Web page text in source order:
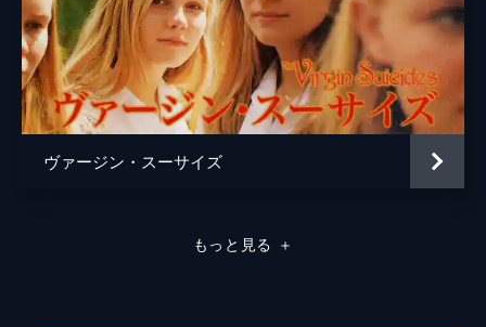
ヴァージン・スーサイズ
もっと見る ＋